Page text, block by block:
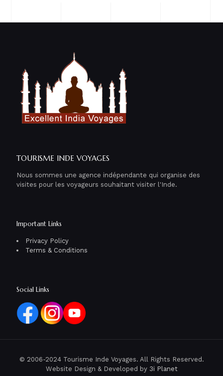
TOURISME INDE VOYAGES
Nous sommes une agence indépendante qui organise des
visites pour les voyageurs souhaitant visiter l'Inde.
Important Links
Privacy Policy
Terms & Conditions
Social Links
© 2006-2024 Tourisme Inde Voyages. All Rights Reserved.
Website Design & Developed by 3i Planet